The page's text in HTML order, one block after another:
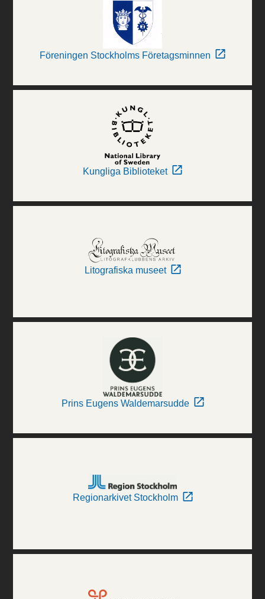
Föreningen Stockholms Företagsminnen
Kungliga Biblioteket
Litografiska museet
Prins Eugens Waldemarsudde
Regionarkivet Stockholm